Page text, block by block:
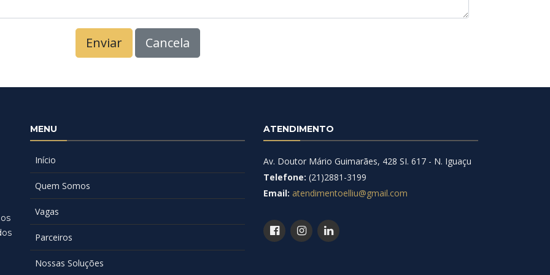
Enviar Cancela
MENU
Início
Quem Somos
Vagas
Parceiros
Nossas Soluções
ATENDIMENTO
Av. Doutor Mário Guimarães, 428 SI. 617 - N. Iguaçu
Telefone: (21)2881-3199
Email: atendimentoelliu@gmail.com